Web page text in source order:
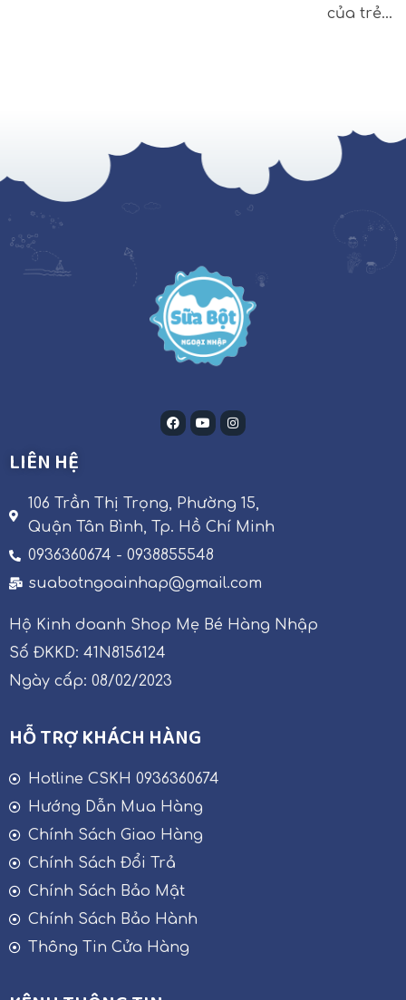
của trẻ…
LIÊN HỆ
106 Trần Thị Trọng, Phường 15,
Quận Tân Bình, Tp. Hồ Chí Minh
0936360674 - 0938855548
suabotngoainhap@gmail.com
Hộ Kinh doanh Shop Mẹ Bé Hàng Nhập
Số ĐKKD: 41N8156124
Ngày cấp: 08/02/2023
HỖ TRỢ KHÁCH HÀNG
Hotline CSKH 0936360674
Hướng Dẫn Mua Hàng
Chính Sách Giao Hàng
Chính Sách Đổi Trả
Chính Sách Bảo Mật
Chính Sách Bảo Hành
Thông Tin Cửa Hàng